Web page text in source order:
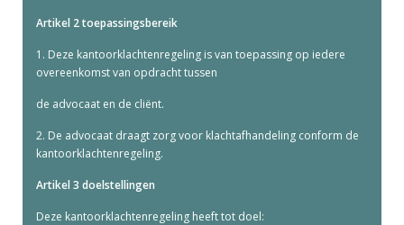
Artikel 2 toepassingsbereik
1. Deze kantoorklachtenregeling is van toepassing op iedere
overeenkomst van opdracht tussen
de advocaat en de cliënt.
2. De advocaat draagt zorg voor klachtafhandeling conform de
kantoorklachtenregeling.
Artikel 3 doelstellingen
Deze kantoorklachtenregeling heeft tot doel: